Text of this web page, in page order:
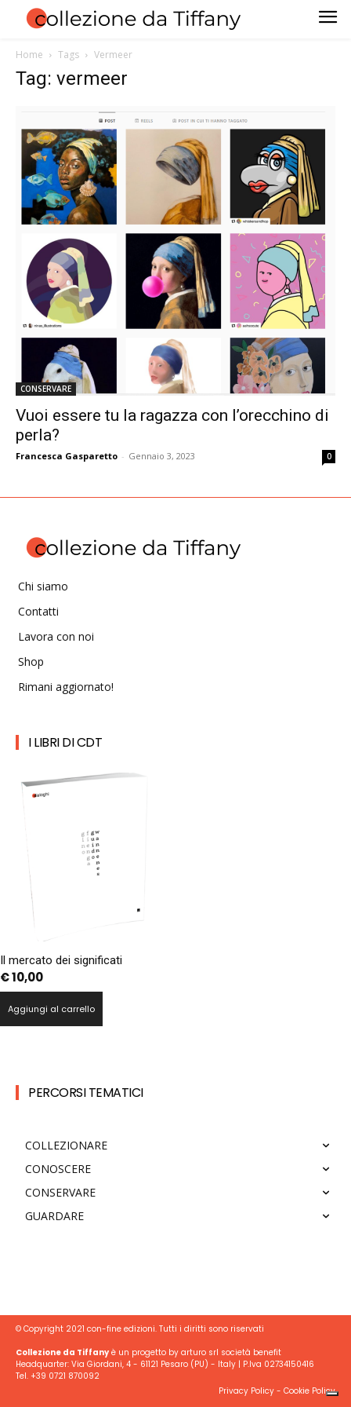
Home Tags Vermeer
Tag: vermeer
CONSERVARE
Vuoi essere tu la ragazza con l’orecchino di
perla?
Francesca Gasparetto - Gennaio 3, 2023 0
Chi siamo
Contatti
Lavora con noi
Shop
Rimani aggiornato!
I LIBRI DI CDT
Il mercato dei significati
€10,00
Aggiungi al carrello
PERCORSI TEMATICI
COLLEZIONARE
CONOSCERE
CONSERVARE
GUARDARE
© Copyright 2021 con-fine edizioni. Tutti i diritti sono riservati
Collezione da Tiffanyè un progetto by arturo srl società benefit
Headquarter: Via Giordani, 4 - 61121 Pesaro (PU) - Italy | P.Iva 02734150416
Tel. +39 0721 870092
Privacy Policy - Cookie Policy